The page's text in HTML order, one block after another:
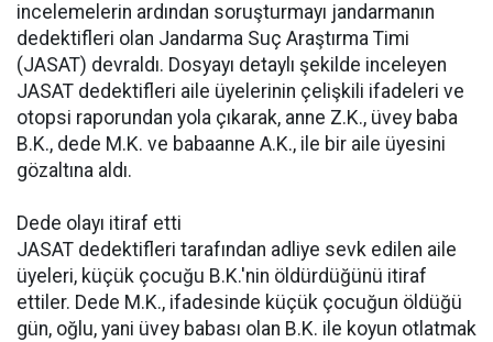
incelemelerin ardından soruşturmayı jandarmanın
dedektifleri olan Jandarma Suç Araştırma Timi
(JASAT) devraldı. Dosyayı detaylı şekilde inceleyen
JASAT dedektifleri aile üyelerinin çelişkili ifadeleri ve
otopsi raporundan yola çıkarak, anne Z.K., üvey baba
B.K., dede M.K. ve babaanne A.K., ile bir aile üyesini
gözaltına aldı.
Dede olayı itiraf etti
JASAT dedektifleri tarafından adliye sevk edilen aile
üyeleri, küçük çocuğu B.K.'nin öldürdüğünü itiraf
ettiler. Dede M.K., ifadesinde küçük çocuğun öldüğü
gün, oğlu, yani üvey babası olan B.K. ile koyun otlatmak